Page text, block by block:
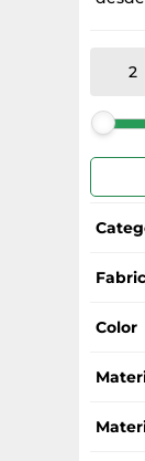
Toldos
Color